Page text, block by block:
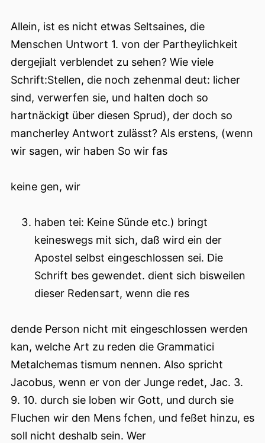
Allein, ist es nicht etwas Seltsaines, die
Menschen Untwort 1. von der Partheylichkeit
dergejialt verblendet zu sehen? Wie viele
Schrift:Stellen, die noch zehenmal deut: licher
sind, verwerfen sie, und halten doch so
hartnäckigt über diesen Sprud), der doch so
mancherley Antwort zulässt? Als erstens, (wenn
wir sagen, wir haben So wir fas
keine gen, wir
haben tei: Keine Sünde etc.) bringt
keineswegs mit sich, daß wird ein der
Apostel selbst eingeschlossen sei. Die
Schrift bes gewendet. dient sich bisweilen
dieser Redensart, wenn die res
dende Person nicht mit eingeschlossen werden
kan, welche Art zu reden die Grammatici
Metalchemas tismum nennen. Also spricht
Jacobus, wenn er von der Junge redet, Jac. 3.
9. 10. durch sie loben wir Gott, und durch sie
Fluchen wir den Mens fchen, und feßet hinzu, es
soll nicht deshalb sein. Wer